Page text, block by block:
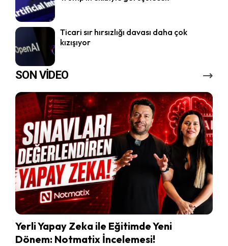
Ticari sır hırsızlığı davası daha çok
kızışıyor
SON VİDEO
Yerli Yapay Zeka ile Eğitimde Yeni
Dönem: Notmatix İncelemesi!